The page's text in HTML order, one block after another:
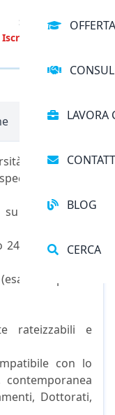
LAVORA
BLOG
CERCA
SCADENZA
Iscrizioni chiuse
Ecampus
al
su piattaforma
24 ore dall'invio
ripetibili
rateizzabili e
con lo
contemporanea
Dottorati,